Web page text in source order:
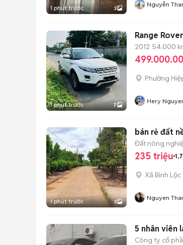
1 phút trước 3 Nguyễn
1 phút trước 7
Range
2012 54.000
Phường
Hery
1 phút trước 3
bán rẻ đất
Đất nông
235 triệu
Xã Bình Lộc
Nguyen
5 nhân viên
Công ty cổ